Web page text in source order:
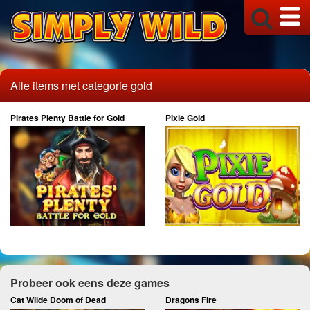
Alle items met categorie gold
Pirates Plenty Battle for Gold Pixie Gold
Probeer ook eens deze games
Cat Wilde Doom of Dead Dragons Fire